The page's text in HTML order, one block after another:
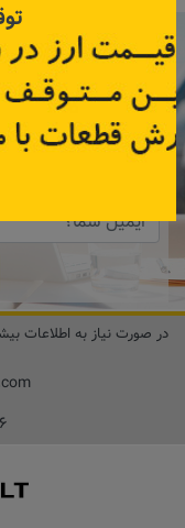
با عضویت در
آنلاین
در صورت نیاز به اطلاعات